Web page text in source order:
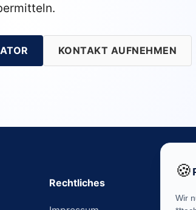
KONTAKT AUFNEHMEN
Rechtliches
🍪
Wir